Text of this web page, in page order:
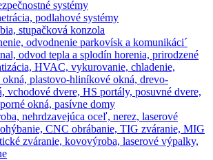
systémy
podlahové systémy
stupačková konzola
odvodnenie parkovísk a komunikáci´
odvod tepla a splodín horenia, prirodzené
HVAC, vykurovanie, chladenie,
okná, plastovo-hliníkové okná, drevo-
vchodové dvere, HS portály, posuvné dvere,
okná, pasívne domy
nehrdzavejúca oceľ, nerez, laserové
CNC obrábanie, TIG zváranie, MIG
zváranie, kovovýroba, laserové výpalky,